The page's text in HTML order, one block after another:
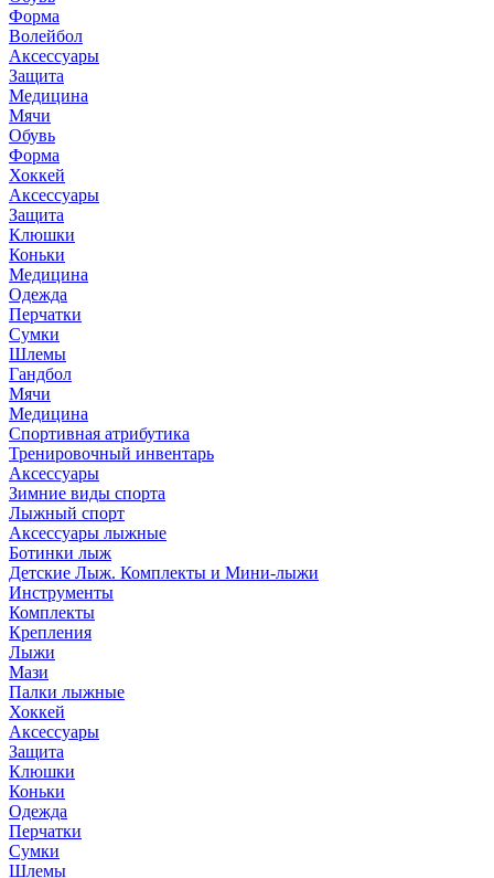
Форма
Волейбол
Аксессуары
Защита
Медицина
Мячи
Обувь
Форма
Хоккей
Аксессуары
Защита
Клюшки
Коньки
Медицина
Одежда
Перчатки
Сумки
Шлемы
Гандбол
Мячи
Медицина
Спортивная атрибутика
Тренировочный инвентарь
Аксессуары
Зимние виды спорта
Лыжный спорт
Аксессуары лыжные
Ботинки лыж
Детские Лыж. Комплекты и Мини-лыжи
Инструменты
Комплекты
Крепления
Лыжи
Мази
Палки лыжные
Хоккей
Аксессуары
Защита
Клюшки
Коньки
Одежда
Перчатки
Сумки
Шлемы